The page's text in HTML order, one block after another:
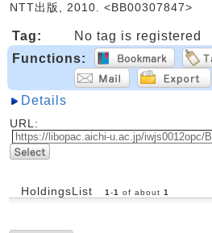
NTT出版, 2010. <BB00307847>
Tag:
No tag is registered
Functions:
Details
URL:
HoldingsList 1 -1 of about 1